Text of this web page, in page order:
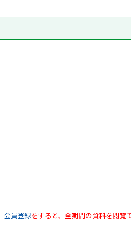
会員登録をすると、全期間の資料を閲覧